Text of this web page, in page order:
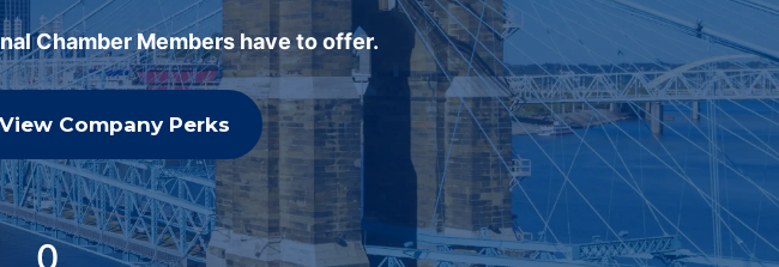
Chamber Members have to offer.
View Company Perks
0